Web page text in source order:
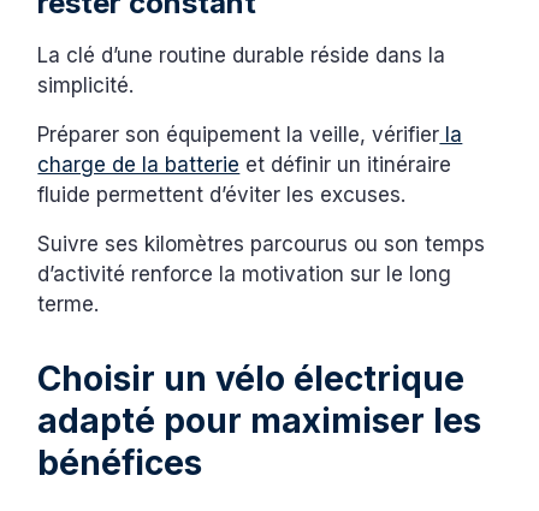
La clé d’une routine durable réside dans la
simplicité.
Préparer son équipement la veille, vérifier la
charge de la batterie et définir un itinéraire
fluide permettent d’éviter les excuses.
Suivre ses kilomètres parcourus ou son temps
d’activité renforce la motivation sur le long
terme.
Choisir un vélo électrique
adapté pour maximiser les
bénéfices